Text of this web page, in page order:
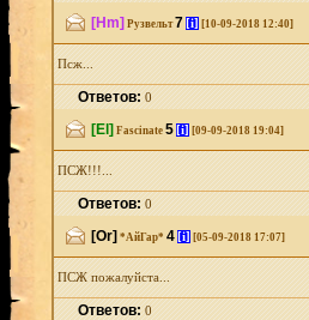
[Hm] Рузвельт7 [i] [10-09-2018 12:40]
Псж...
Ответов:0
[El] Fascinate 5 [i] [09-09-2018 19:04]
ПСЖ!!!...
Ответов:0
[Or] *АйГар* 4 [i] [05-09-2018 17:07]
ПСЖ пожалуйста...
Ответов:0